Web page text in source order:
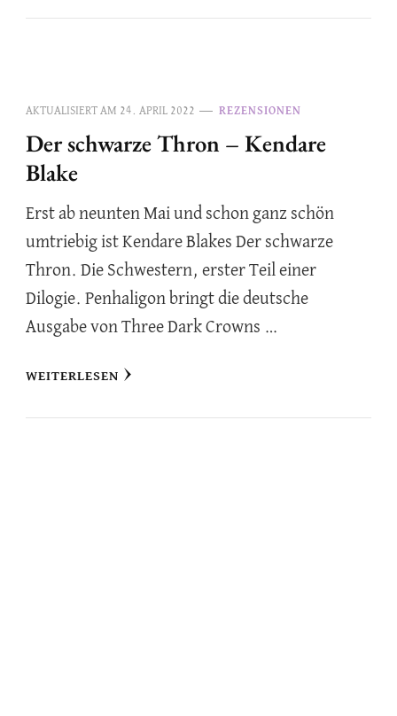
AKTUALISIERT AM 24. APRIL 2022 REZENSIONEN
Der schwarze Thron – Kendare
Blake
Erst ab neunten Mai und schon ganz schön
umtriebig ist Kendare Blakes Der schwarze
Thron. Die Schwestern, erster Teil einer
Dilogie. Penhaligon bringt die deutsche
Ausgabe von Three Dark Crowns …
WEITERLESEN